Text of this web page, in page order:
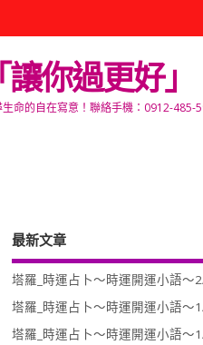
你過更好」
命的自在寫意！聯絡手機：0912-485-
最新文章
塔羅_時運占卜～時運開運小語～
塔羅_時運占卜～時運開運小語～
塔羅_時運占卜～時運開運小語～